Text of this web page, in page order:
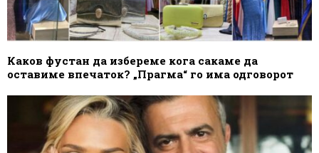
Каков фустан да избереме кога сакаме да
оставиме впечаток? „Прагма“ го има одговорот